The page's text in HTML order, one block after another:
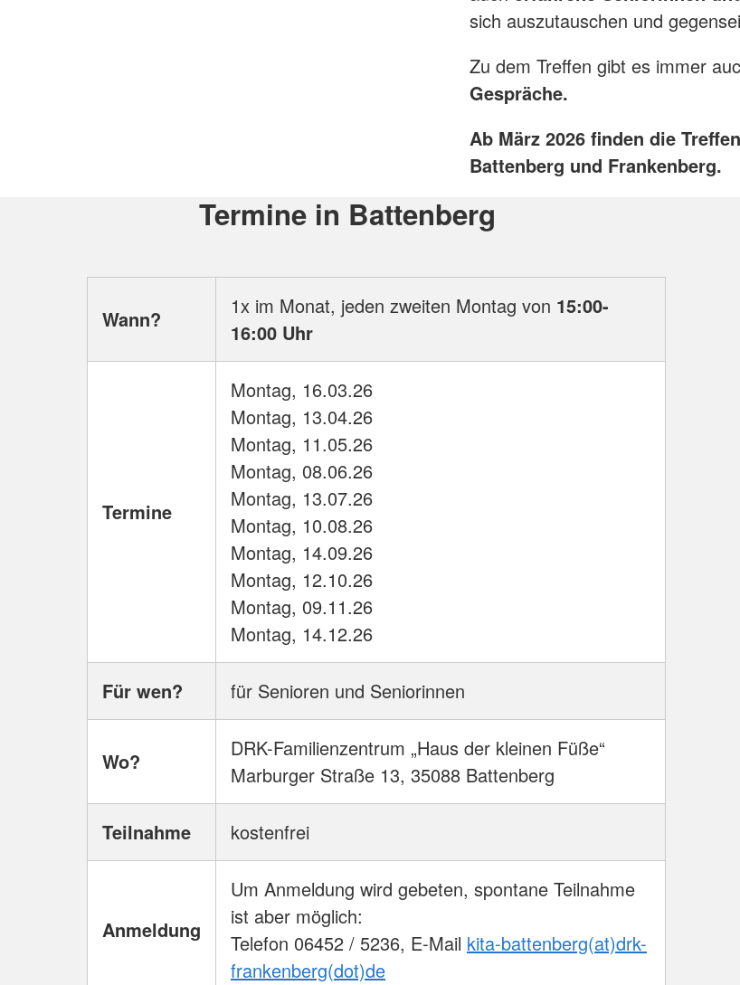
sich auszutauschen und
Zu dem Treffen gibt es immer
Gespräche.
Ab März 2026 finden die
Battenberg und Frankenberg.
Termine in Battenberg
Wann?
1x im Monat, jeden zweiten Montag von 15:00-
16:00 Uhr
Termine
Montag, 16.03.26
Montag, 13.04.26
Montag, 11.05.26
Montag, 08.06.26
Montag, 13.07.26
Montag, 10.08.26
Montag, 14.09.26
Montag, 12.10.26
Montag, 09.11.26
Montag, 14.12.26
Für wen? für Senioren und Seniorinnen
Wo?
DRK-Familienzentrum „Haus der kleinen Füße“
Marburger Straße 13, 35088 Battenberg
Teilnahme kostenfrei
Anmeldung
Um Anmeldung wird gebeten, spontane Teilnahme
ist aber möglich:
Telefon 06452 / 5236, E-Mail kita-battenberg(at)drk-
frankenberg(dot)de